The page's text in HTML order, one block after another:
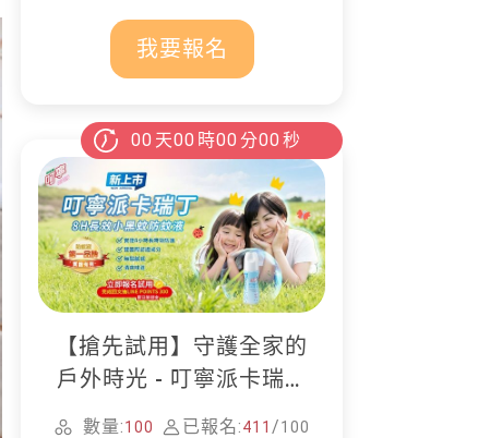
我要報名
00 天00 時00 分00 秒
【搶先試用】守護全家的
戶外時光 - 叮寧派卡瑞丁
防蚊液
數量:100 已報名:411 /100